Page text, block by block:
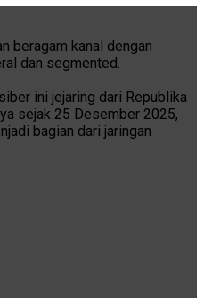
beragam kanal dengan
dan segmented.
ini jejaring dari Republika
sejak 25 Desember 2025,
bagian dari jaringan